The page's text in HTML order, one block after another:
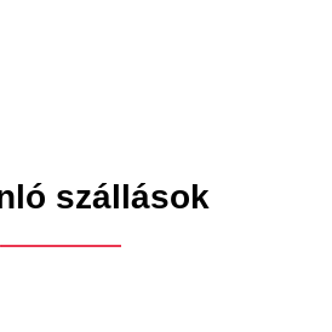
szállások